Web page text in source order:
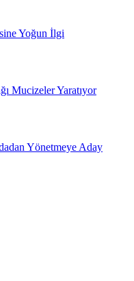
Yoğun İlgi
Mucizeler Yaratıyor
Yönetmeye Aday